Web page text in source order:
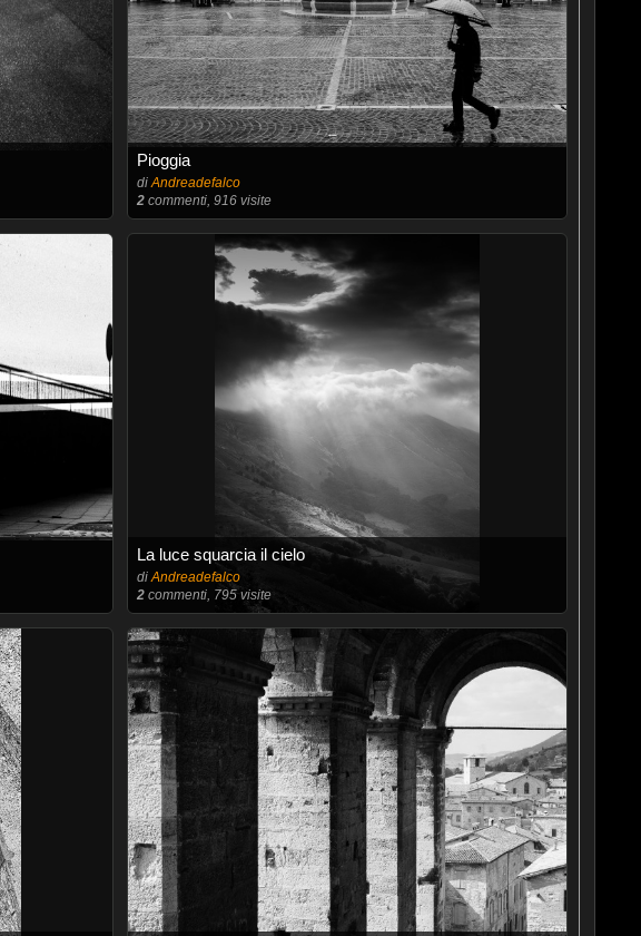
Pioggia
diAndreadefalco
2 commenti, 916 visite
La luce squarcia il cielo
diAndreadefalco
2 commenti, 795 visite